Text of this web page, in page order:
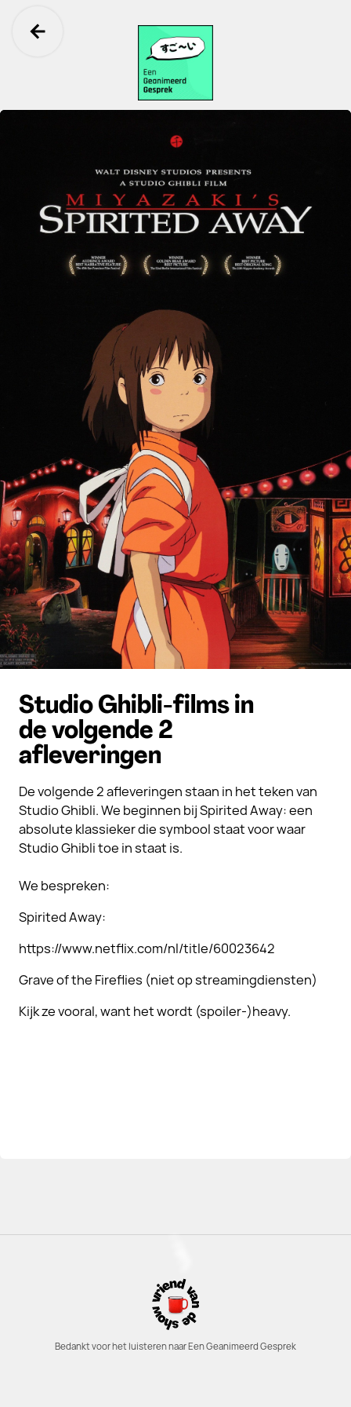
Ga terug
Studio Ghibli-films in
de volgende 2
afleveringen
De volgende 2 afleveringen staan in het teken van
Studio Ghibli. We beginnen bij Spirited Away: een
absolute klassieker die symbool staat voor waar
Studio Ghibli toe in staat is.
We bespreken:
Spirited Away:
https://www.netflix.com/nl/title/60023642
Grave of the Fireflies (niet op streamingdiensten)
Kijk ze vooral, want het wordt (spoiler-)heavy.
Bedankt voor het luisteren naar Een Geanimeerd Gesprek